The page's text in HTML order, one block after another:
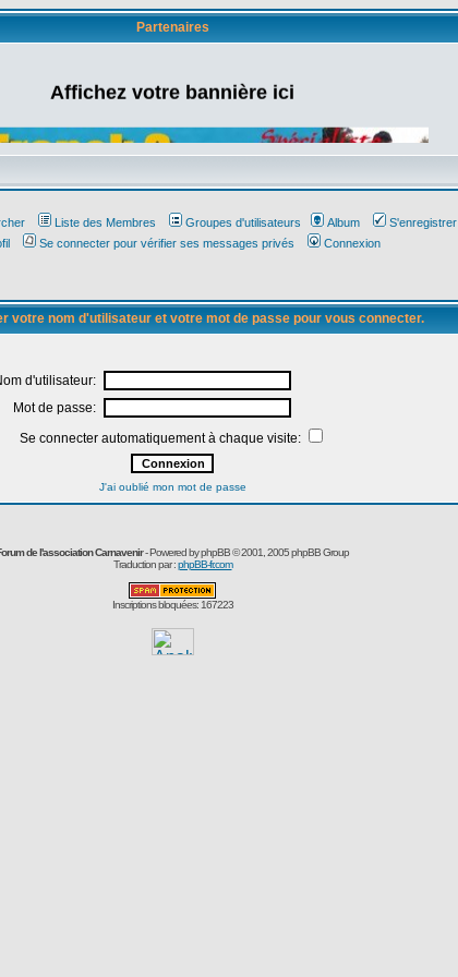
Partenaires
Affichez votre bannière ici
Liste des Membres Groupes d'utilisateurs Album
S'enregistrer
Se connecter pour vérifier ses messages privés Connexion
votre nom d'utilisateur et votre mot de passe pour vous connecter.
d'utilisateur:
Mot de passe:
Se connecter automatiquement à chaque visite:
J'ai oublié mon mot de passe
de l'association Carnavenir- Powered byphpBB© 2001, 2005 phpBB Group
Traduction par :phpBB-fr.com
Inscriptions bloquées: 167223